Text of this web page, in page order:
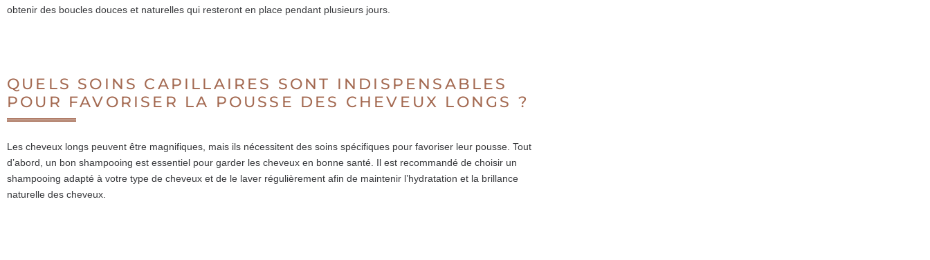
obtenir des boucles douces et naturelles qui resteront en place pendant plusieurs jours.
QUELS SOINS CAPILLAIRES SONT INDISPENSABLES
POUR FAVORISER LA POUSSE DES CHEVEUX LONGS ?
Les cheveux longs peuvent être magnifiques, mais ils nécessitent des soins spécifiques pour favoriser leur pousse. Tout
d’abord, un bon shampooing est essentiel pour garder les cheveux en bonne santé. Il est recommandé de choisir un
shampooing adapté à votre type de cheveux et de le laver régulièrement afin de maintenir l’hydratation et la brillance
naturelle des cheveux.